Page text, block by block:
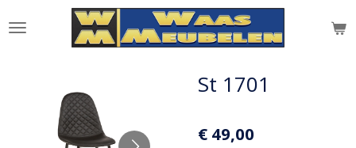
direct
hoofdinhoud
St 1701
€ 49,00